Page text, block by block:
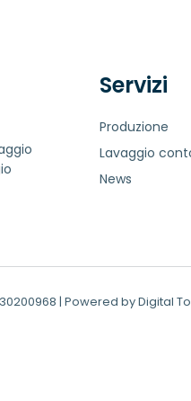
Servizi
Produzione
Lavaggio
News
| Powered by Digital